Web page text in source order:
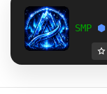
SMP ⬢